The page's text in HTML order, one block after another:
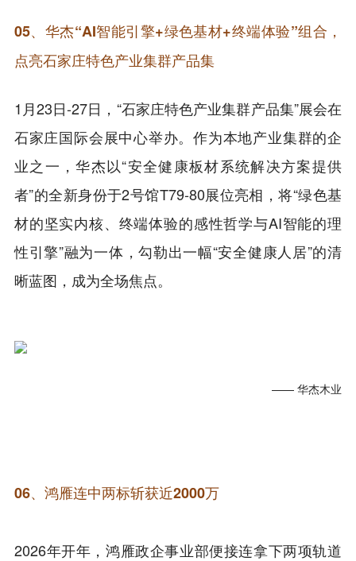
05、华杰“AI智能引擎+绿色基材+终端体验”组合，
点亮石家庄特色产业集群产品集
1月23日-27日，“石家庄特色产业集群产品集”展会在
石家庄国际会展中心举办。作为本地产业集群的企
业之一，华杰以“安全健康板材系统解决方案提供
者”的全新身份于2号馆T79-80展位亮相，将“绿色基
材的坚实内核、终端体验的感性哲学与AI智能的理
性引擎”融为一体，勾勒出一幅“安全健康人居”的清
晰蓝图，成为全场焦点。
—— 华杰木业
06、鸿雁连中两标斩获近2000万
2026年开年，鸿雁政企事业部便接连拿下两项轨道